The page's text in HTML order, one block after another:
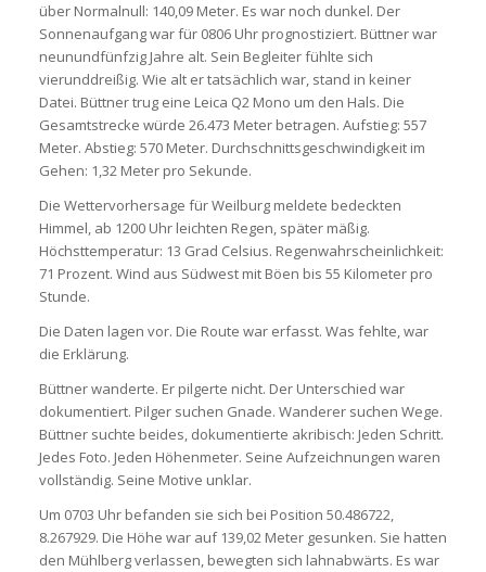
über Normalnull: 140,09 Meter. Es war noch dunkel. Der
Sonnenaufgang war für 0806 Uhr prognostiziert. Büttner war
neunundfünfzig Jahre alt. Sein Begleiter fühlte sich
vierunddreißig. Wie alt er tatsächlich war, stand in keiner
Datei. Büttner trug eine Leica Q2 Mono um den Hals. Die
Gesamtstrecke würde 26.473 Meter betragen. Aufstieg: 557
Meter. Abstieg: 570 Meter. Durchschnittsgeschwindigkeit im
Gehen: 1,32 Meter pro Sekunde.
Die Wettervorhersage für Weilburg meldete bedeckten
Himmel, ab 1200 Uhr leichten Regen, später mäßig.
Höchsttemperatur: 13 Grad Celsius. Regenwahrscheinlichkeit:
71 Prozent. Wind aus Südwest mit Böen bis 55 Kilometer pro
Stunde.
Die Daten lagen vor. Die Route war erfasst. Was fehlte, war
die Erklärung.
Büttner wanderte. Er pilgerte nicht. Der Unterschied war
dokumentiert. Pilger suchen Gnade. Wanderer suchen Wege.
Büttner suchte beides, dokumentierte akribisch: Jeden Schritt.
Jedes Foto. Jeden Höhenmeter. Seine Aufzeichnungen waren
vollständig. Seine Motive unklar.
Um 0703 Uhr befanden sie sich bei Position 50.486722,
8.267929. Die Höhe war auf 139,02 Meter gesunken. Sie hatten
den Mühlberg verlassen, bewegten sich lahnabwärts. Es war